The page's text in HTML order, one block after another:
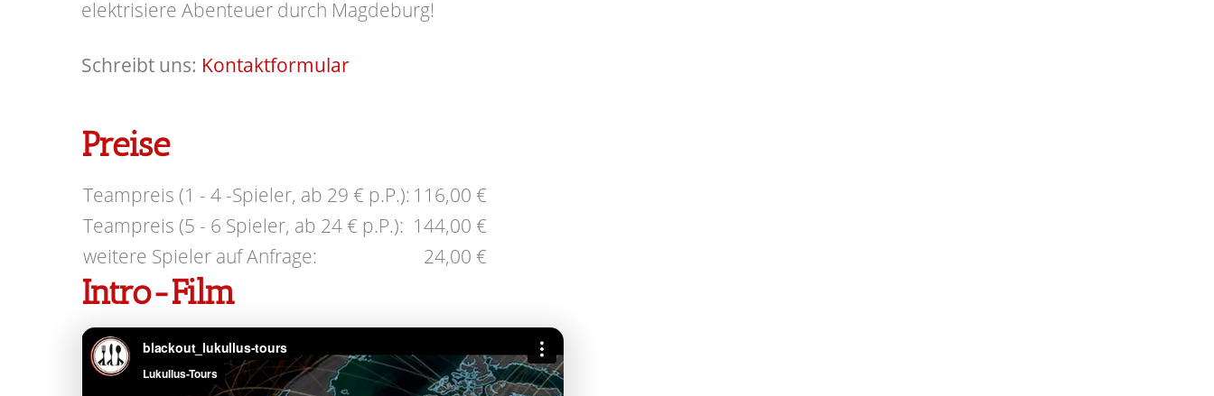
elektrisiere Abenteuer durch Magdeburg!
Schreibt uns: Kontaktformular
Preise
Teampreis (1 - 4 -Spieler, ab 29 € p.P.): 116,00 €
Teampreis (5 - 6 Spieler, ab 24 € p.P.): 144,00 €
weitere Spieler auf Anfrage:
24,00 €
Intro-Film